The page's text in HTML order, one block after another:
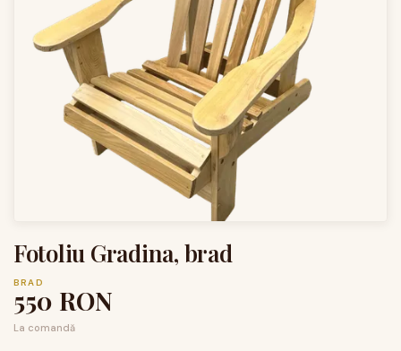
Fotoliu Gradina, brad
BRAD
550 RON
La comandă